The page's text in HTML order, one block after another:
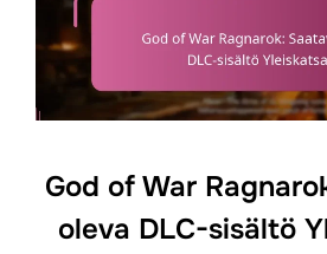
God of War
oleva DLC-sisältö